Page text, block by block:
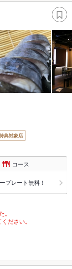
典対象店
コース
プレート無料！
ださい。